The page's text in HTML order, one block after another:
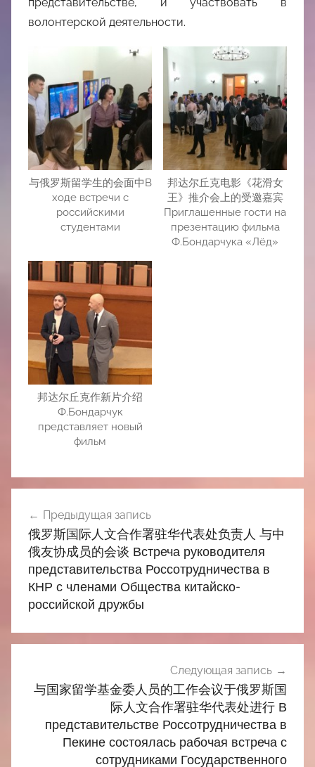
представительстве, и участвовать в
волонтерской деятельности.
与俄罗斯留学生的会面中В
ходе встречи с
российскими
студентами
邦达尔丘克电影《花滑女
王》推介会上的受邀嘉宾
Приглашенные гости на
презентацию фильма
Ф.Бондарчука «Лёд»
邦达尔丘克作新片介绍
Ф.Бондарчук
представляет новый
фильм
по
записям
Предыдущая запись
俄罗斯国际人文合作署驻华代表处负责人 与中
俄友协成员的会谈 Встреча руководителя
представительства Россотрудничества в
КНР с членами Общества китайско-
российской дружбы
Следующая запись
与国家留学基金委人员的工作会议于俄罗斯国
际人文合作署驻华代表处进行 В
представительстве Россотрудничества в
Пекине состоялась рабочая встреча с
сотрудниками Государственного